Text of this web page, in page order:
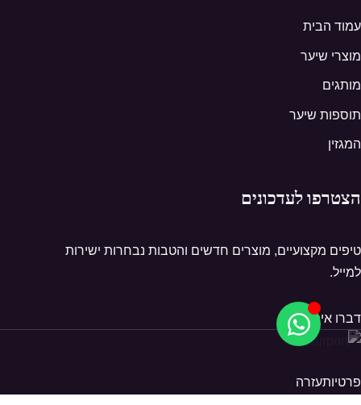
עמוד הבית
מוצרי שיער
מותגים
תוספות שיער
המגזין
הצטרפו לעדכונים
טיפים מקצועיים, מוצרים חדשים והטבות נבחרות ישירות
למייל.
דברו איתנו
פרטיותעזרה